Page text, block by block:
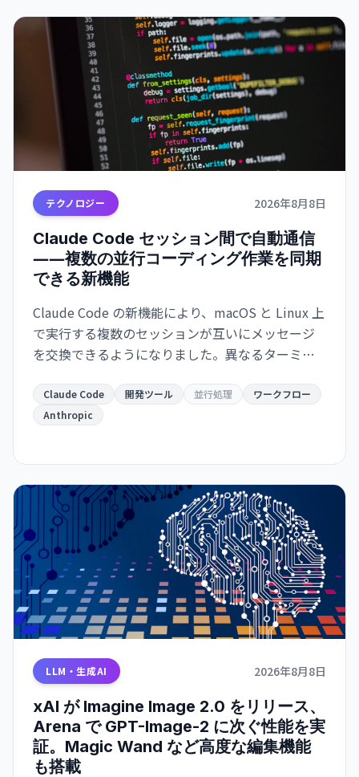
テクノロジー 2026年8月8日
Claude Code セッション間で自動通信
――複数の並行コーディング作業を同期
できる新機能
Claude Code の新機能により、macOS と Linux 上
で実行する複数のセッションが互いにメッセージ
を交換できるようになりました。異なるターミナ
し、開発ワークフローが大幅に効率化されます。
Claude Code 開発ツール 並行処理
ワークフロー
Anthropic
LLM・生成AI 2026年8月8日
xAI が Imagine Image 2.0 をリリース、
Arena で GPT-Image-2 に次ぐ性能を実
証。Magic Wand など高度な編集機能
も搭載